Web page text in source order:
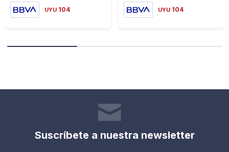
UYU 104 UYU 104
Suscríbete a nuestra newsletter